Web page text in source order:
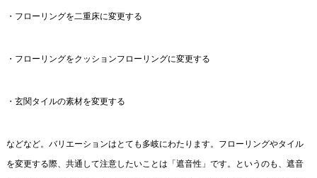
・フローリングを二重床に変更する
・フローリングをクッションフローリングに変更する
・玄関タイルの素材を変更する
などなど。バリエーションはとても多岐にわたります。フローリングやタイル
を変更する際、共通して注意したいことは「遮音性」です。というのも、遮音